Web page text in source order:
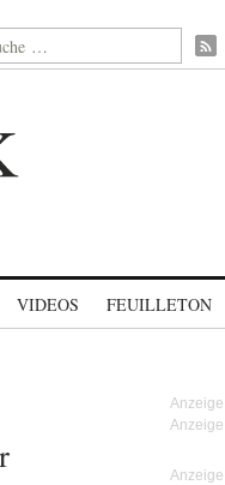
VIDEOS FEUILLETON
Anzeige